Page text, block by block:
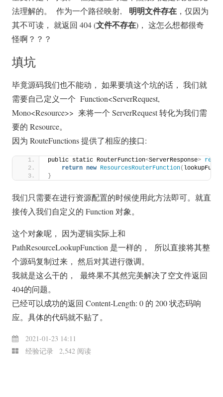
法理解的。 作为一个路径映射, 明明文件存在 ，仅因为
其不可读， 就返回 404 (文件不存在)， 这怎么想都很奇
怪啊？？？
填坑
毕竟源码我们也不能动， 如果要填这个坑的话， 我们就
需要自己定义一个 Function<ServerRequest,
Mono<Resource>> 来将一个 ServerRequest 转化为我们需
要的 Resource。
因为 RouteFunctions 提供了相应的接口:
public static RouterFunction<ServerResponse>
return new ResourcesRouterFunction(
}
我们只需要在进行资源配置的时候使用此方法即可。就直
接传入我们自定义的 Function 对象。
这个对象呢， 因为逻辑实际上和
PathResourceLookupFunction 是一样的， 所以直接将其整
个源码复制过来， 然后对其进行微调。
我就是这么干的， 最终果不其然完美解决了空文件返回
404的问题。
已经可以成功的返回 Content-Length: 0 的 200 状态码响
应。具体的代码就不贴了。
2021-01-23 14:11
经验记录
2,542 阅读